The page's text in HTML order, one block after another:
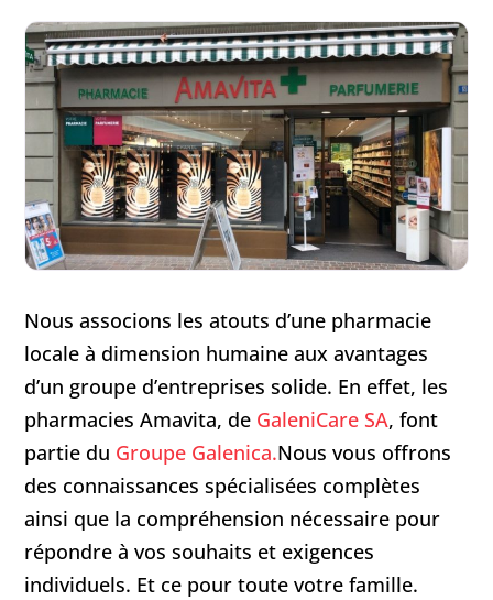
Nous associons les atouts d’une pharmacie
locale à dimension humaine aux avantages
d’un groupe d’entreprises solide. En effet, les
pharmacies Amavita, de GaleniCare SA, font
partie du Groupe Galenica.Nous vous offrons
des connaissances spécialisées complètes
ainsi que la compréhension nécessaire pour
répondre à vos souhaits et exigences
individuels. Et ce pour toute votre famille.